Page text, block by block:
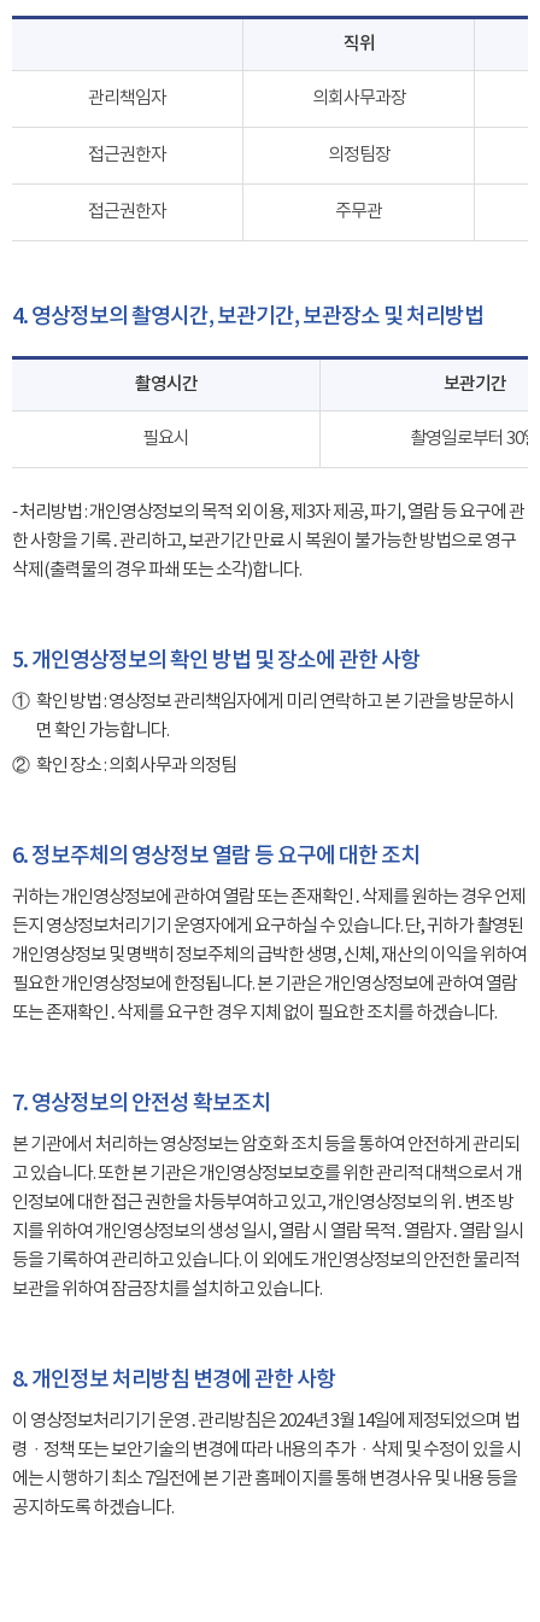
직위
관리책임자 의회사무과장
접근권한자 의정팀장
접근권한자 주무관
4. 영상정보의 촬영시간, 보관기간, 보관장소 및 처리방법
촬영시간 보관기간
필요시 촬영일로부터 30일
- 처리방법 : 개인영상정보의 목적 외 이용, 제3자 제공, 파기, 열람 등 요구에 관
한 사항을 기록․관리하고, 보관기간 만료 시 복원이 불가능한 방법으로 영구
삭제(출력물의 경우 파쇄 또는 소각)합니다.
5. 개인영상정보의 확인 방법 및 장소에 관한 사항
확인 방법 : 영상정보 관리책임자에게 미리 연락하고 본 기관을 방문하시
면 확인 가능합니다.
확인 장소 : 의회사무과 의정팀
6. 정보주체의 영상정보 열람 등 요구에 대한 조치
귀하는 개인영상정보에 관하여 열람 또는 존재확인․삭제를 원하는 경우 언제
든지 영상정보처리기기 운영자에게 요구하실 수 있습니다. 단, 귀하가 촬영된
개인영상정보 및 명백히 정보주체의 급박한 생명, 신체, 재산의 이익을 위하여
필요한 개인영상정보에 한정됩니다. 본 기관은 개인영상정보에 관하여 열람
또는 존재확인․삭제를 요구한 경우 지체 없이 필요한 조치를 하겠습니다.
7. 영상정보의 안전성 확보조치
본 기관에서 처리하는 영상정보는 암호화 조치 등을 통하여 안전하게 관리되
고 있습니다. 또한 본 기관은 개인영상정보보호를 위한 관리적 대책으로서 개
인정보에 대한 접근 권한을 차등부여하고 있고, 개인영상정보의 위․변조 방
지를 위하여 개인영상정보의 생성 일시, 열람 시 열람 목적․열람자․열람 일시
등을 기록하여 관리하고 있습니다. 이 외에도 개인영상정보의 안전한 물리적
보관을 위하여 잠금장치를 설치하고 있습니다.
8. 개인정보 처리방침 변경에 관한 사항
이 영상정보처리기기 운영․관리방침은 2024년 3월 14일에 제정되었으며 법
령ㆍ정책 또는 보안기술의 변경에 따라 내용의 추가ㆍ삭제 및 수정이 있을 시
에는 시행하기 최소 7일전에 본 기관 홈페이지를 통해 변경사유 및 내용 등을
공지하도록 하겠습니다.